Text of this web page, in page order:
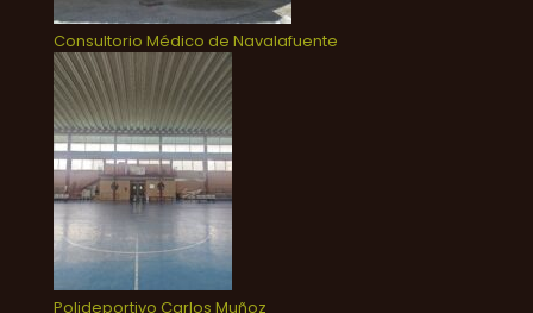
Consultorio Médico de Navalafuente
Polideportivo Carlos Muñoz